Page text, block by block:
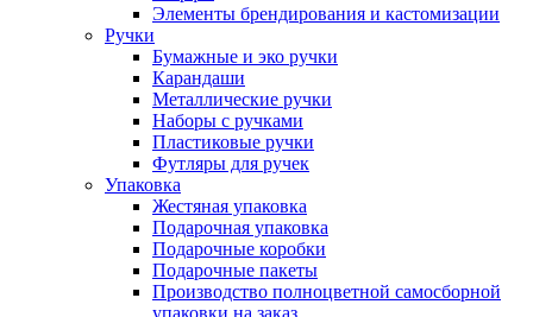
Элементы брендирования и кастомизации
Ручки
Бумажные и эко ручки
Карандаши
Металлические ручки
Наборы с ручками
Пластиковые ручки
Футляры для ручек
Упаковка
Жестяная упаковка
Подарочная упаковка
Подарочные коробки
Подарочные пакеты
Производство полноцветной самосборной
упаковки на заказ